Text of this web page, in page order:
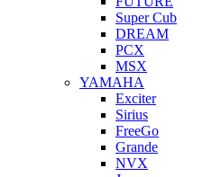
Super Cub
DREAM
PCX
MSX
YAMAHA
Exciter
Sirius
FreeGo
Grande
NVX